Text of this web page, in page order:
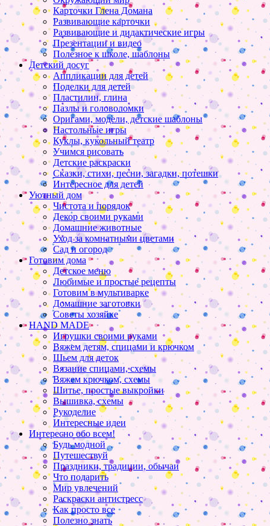
Карточки Глена Домана
Развивающие карточки
Развивающие и дидактические игры
Презентации и видео
Полезное к школе, шаблоны
Детский досуг
Аппликации для детей
Поделки для детей
Пластилин, глина
Пазлы и головоломки
Оригами, модели, детские шаблоны
Настольные игры
Куклы, кукольный театр
Учимся рисовать
Детские раскраски
Сказки, стихи, песни, загадки, потешки
Интересное для детей
Уютный дом
Чистота и порядок
Декор своими руками
Домашние животные
Уход за комнатными цветами
Сад и огород
Готовим дома
Детское меню
Любимые и простые рецепты
Готовим в мультиварке
Домашние заготовки
Советы хозяйке
HAND MADE
Игрушки своими руками
Вяжем детям, спицами и крючком
Шьем для деток
Вязание спицами, схемы
Вяжем крючком, схемы
Шитье, простые выкройки
Вышивка, схемы
Рукоделие
Интересные идеи
Интересно обо всем!
Будь модной
Путешествуй
Праздники, традиции, обычаи
Что подарить
Мир увлечений
Раскраски антистресс
Как просто все
Полезно знать